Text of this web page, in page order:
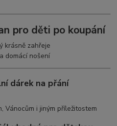
pro děti po koupání
krásně zahřeje
domácí nošení
dárek na přání
Vánocům i jiným příležitostem